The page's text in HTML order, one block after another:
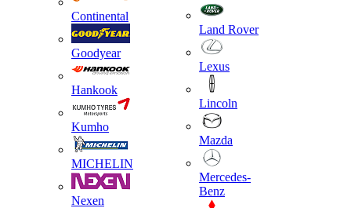
Continental
Goodyear
Hankook
Kumho
MICHELIN
Nexen
Land Rover
Lexus
Lincoln
Mazda
Mercedes-
Benz